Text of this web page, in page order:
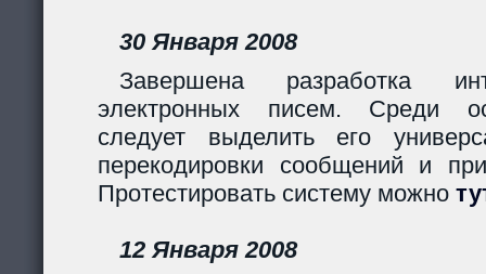
30 Января 2008
Завершена разработка
электронных писем. Среди
следует выделить его
перекодировки сообщений и
Протестировать систему можно
12 Января 2008